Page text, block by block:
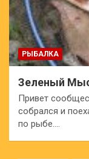
РЫБАЛКА
Зеленый
Привет
собрался и
по рыбе.…